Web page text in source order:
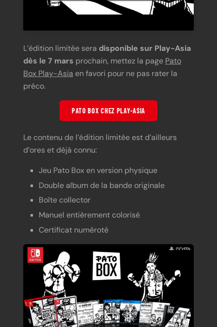
L’édition limitée sera disponible sur Play-Asia
dès le 7 mars prochain, mettez la page Pato
Box Play-Asia en favori pour ne pas rater la
préco.
PATO BOX CHEZ PLAY-ASIA
Le contenu de l’édition limitée est d’ailleurs
d’ores et déjà connu:
Jeu Pato Box en version physique
Double album de la bande originale
Boîte collector
Manuel entièrement colorisé
Certificat numéroté